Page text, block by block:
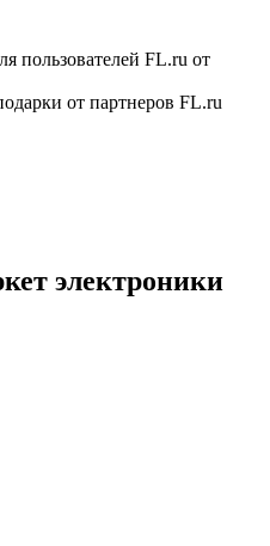
пользователей FL.ru от
от партнеров FL.ru
электроники